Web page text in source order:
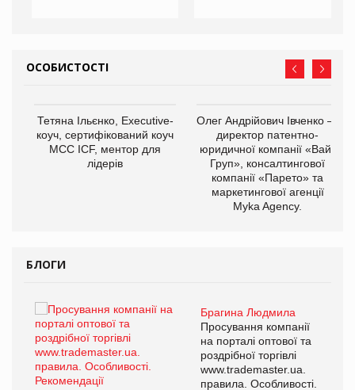
ОСОБИСТОСТІ
Тетяна Ільєнко, Executive-
коуч, сертифікований коуч
МСС ICF, ментор для
лідерів
Олег Андрійович Івченко —
директор патентно-
юридичної компанії «Вайз
Груп», консалтингової
компанії «Парето» та
маркетингової агенції
Myka Agency.
БЛОГИ
Брагина Людмила
Просування компанії
на порталі оптової та
роздрібної торгівлі
www.trademaster.ua.
правила. Особливості.